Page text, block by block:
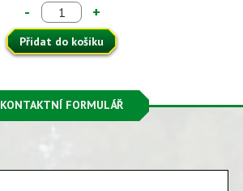
- +
Přidat do košíku
KONTAKTNÍ FORMULÁŘ